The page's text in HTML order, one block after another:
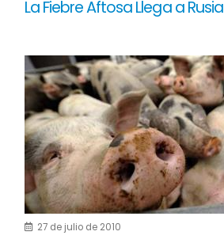
La Fiebre Aftosa Llega a Rusia
27 de julio de 2010